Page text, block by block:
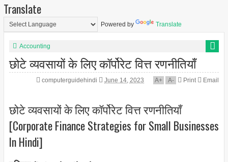
Translate
Powered by Translate
Accounting
छोटे व्यवसायों के लिए कॉर्पोरेट वित्त रणनीतियाँ
computerguidehindi June 14, 2023 A+ A- Print Email
छोटे व्यवसायों के लिए कॉर्पोरेट वित्त रणनीतियाँ
[Corporate Finance Strategies for Small Businesses
In Hindi]